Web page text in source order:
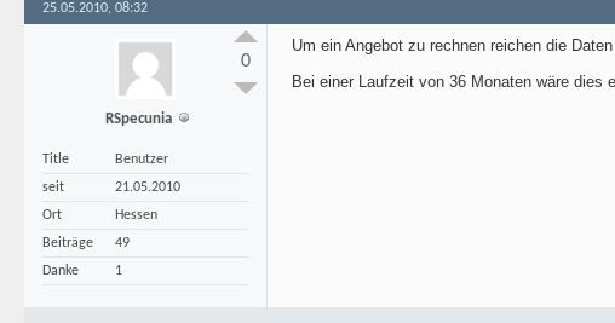
25.05.2010, 08:32
RSpecunia
Title
Benutzer
seit
21.05.2010
Ort
Hessen
Beiträge
49
Danke
1
0
Um ein Angebot zu rechnen reichen die
Bei einer Laufzeit von 36 Monaten wäre dies